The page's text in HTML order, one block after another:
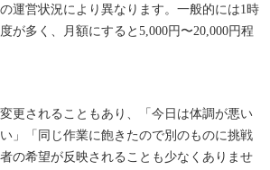
運営状況により異なります。一般的には1時
が多く、月額にすると5,000円〜20,000円程
更されることもあり、「今日は体調が悪い
」「同じ作業に飽きたので別のものに挑戦
の希望が反映されることも少なくありませ